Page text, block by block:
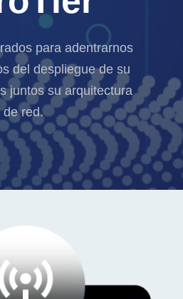
para adentrarnos
del despliegue de su
juntos su arquitectura
de red.